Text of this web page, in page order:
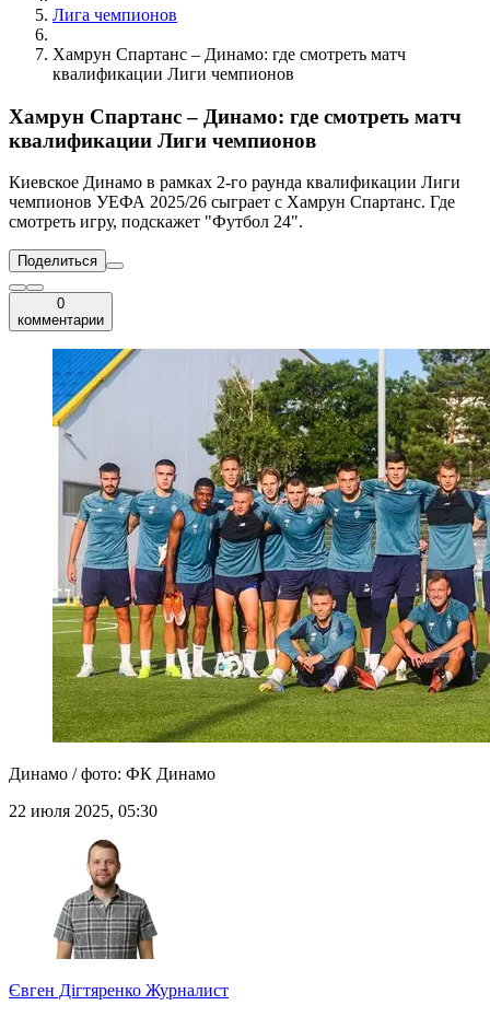
Лига чемпионов
Хамрун Спартанс – Динамо: где смотреть матч
квалификации Лиги чемпионов
Хамрун Спартанс – Динамо: где смотреть матч
квалификации Лиги чемпионов
Киевское Динамо в рамках 2-го раунда квалификации Лиги
чемпионов УЕФА 2025/26 сыграет с Хамрун Спартанс. Где
смотреть игру, подскажет "Футбол 24".
Поделиться
0
комментарии
Динамо / фото: ФК Динамо
22 июля 2025, 05:30
Євген Дігтяренко Журналист